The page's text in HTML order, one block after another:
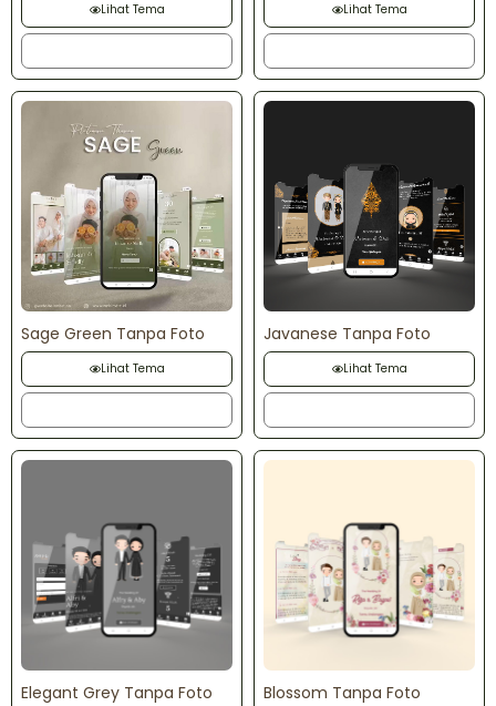
Lihat Tema Lihat Tema
Sage Green Tanpa Foto
Lihat Tema
Javanese Tanpa Foto
Lihat Tema
Elegant Grey Tanpa Foto Blossom Tanpa Foto